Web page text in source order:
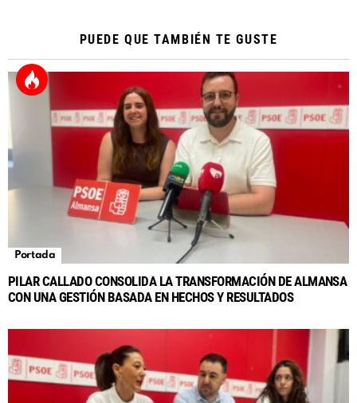
PUEDE QUE TAMBIÉN TE GUSTE
Portada
PILAR CALLADO CONSOLIDA LA TRANSFORMACIÓN DE ALMANSA
CON UNA GESTIÓN BASADA EN HECHOS Y RESULTADOS